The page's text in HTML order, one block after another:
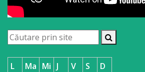
L Ma Mi J V S
D